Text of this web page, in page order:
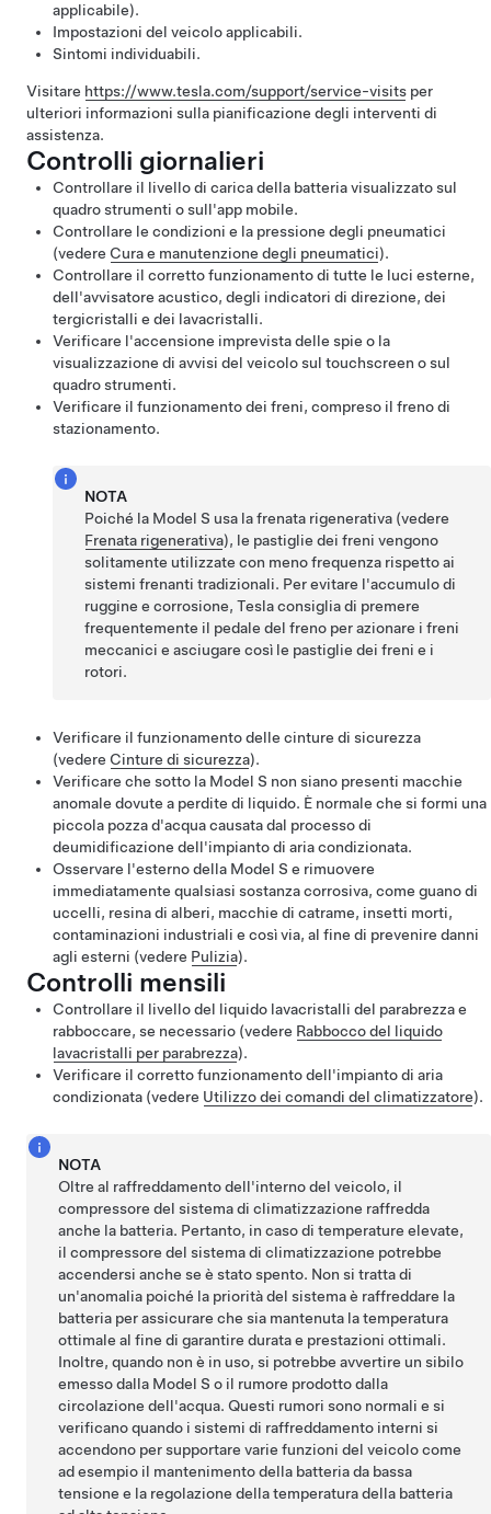
applicabile).
Impostazioni del veicolo applicabili.
Sintomi individuabili.
Visitare https://www.tesla.com/support/service-visits per
ulteriori informazioni sulla pianificazione degli interventi di
assistenza.
Controlli giornalieri
Controllare il livello di carica della batteria visualizzato sul
quadro strumenti o sull'app mobile.
Controllare le condizioni e la pressione degli pneumatici
(vedere Cura e manutenzione degli pneumatici).
Controllare il corretto funzionamento di tutte le luci esterne,
dell'avvisatore acustico, degli indicatori di direzione, dei
tergicristalli e dei lavacristalli.
Verificare l'accensione imprevista delle spie o la
visualizzazione di avvisi del veicolo sul touchscreen o sul
quadro strumenti.
Verificare il funzionamento dei freni, compreso il freno di
stazionamento.
NOTA
Poiché la Model S usa la frenata rigenerativa (vedere
Frenata rigenerativa), le pastiglie dei freni vengono
solitamente utilizzate con meno frequenza rispetto ai
sistemi frenanti tradizionali. Per evitare l'accumulo di
ruggine e corrosione, Tesla consiglia di premere
frequentemente il pedale del freno per azionare i freni
meccanici e asciugare così le pastiglie dei freni e i
rotori.
Verificare il funzionamento delle cinture di sicurezza
(vedere Cinture di sicurezza).
Verificare che sotto la Model S non siano presenti macchie
anomale dovute a perdite di liquido. È normale che si formi una
piccola pozza d'acqua causata dal processo di
deumidificazione dell'impianto di aria condizionata.
Osservare l'esterno della Model S e rimuovere
immediatamente qualsiasi sostanza corrosiva, come guano di
uccelli, resina di alberi, macchie di catrame, insetti morti,
contaminazioni industriali e così via, al fine di prevenire danni
agli esterni (vedere Pulizia).
Controlli mensili
Controllare il livello del liquido lavacristalli del parabrezza e
rabboccare, se necessario (vedere Rabbocco del liquido
lavacristalli per parabrezza).
Verificare il corretto funzionamento dell'impianto di aria
condizionata (vedere Utilizzo dei comandi del climatizzatore).
NOTA
Oltre al raffreddamento dell'interno del veicolo, il
compressore del sistema di climatizzazione raffredda
anche la batteria. Pertanto, in caso di temperature elevate,
il compressore del sistema di climatizzazione potrebbe
accendersi anche se è stato spento. Non si tratta di
un'anomalia poiché la priorità del sistema è raffreddare la
batteria per assicurare che sia mantenuta la temperatura
ottimale al fine di garantire durata e prestazioni ottimali.
Inoltre, quando non è in uso, si potrebbe avvertire un sibilo
emesso dalla Model S o il rumore prodotto dalla
circolazione dell'acqua. Questi rumori sono normali e si
verificano quando i sistemi di raffreddamento interni si
accendono per supportare varie funzioni del veicolo come
ad esempio il mantenimento della batteria da bassa
tensione e la regolazione della temperatura della batteria